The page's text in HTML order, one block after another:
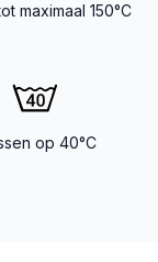
maximaal 150°C
op 40°C